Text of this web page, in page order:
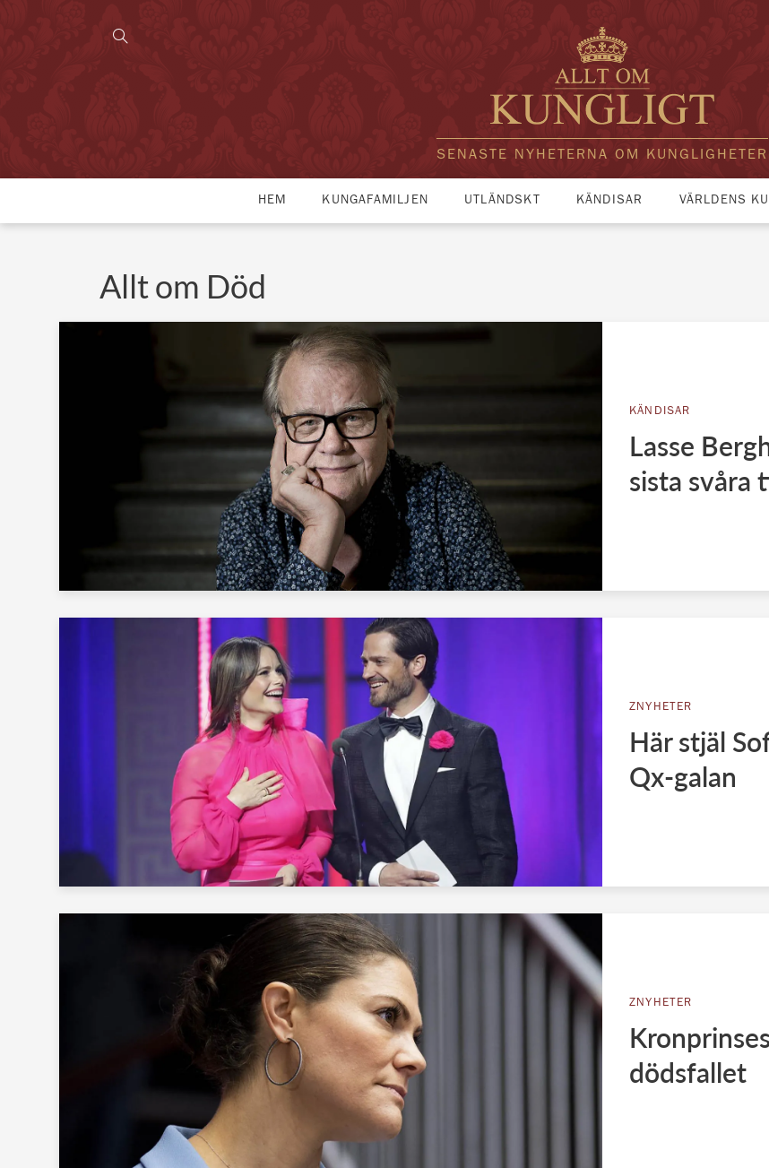
SENASTE NYHETERNA OM KUNGLIGHETER
HEM KUNGAFAMILJEN UTLÄNDSKT KÄNDISAR VÄRLDENS
Allt om Död
KÄNDISAR
Lasse
sista svåra
ZNYHETER
Här stjäl
Qx-galan
ZNYHETER
dödsfallet